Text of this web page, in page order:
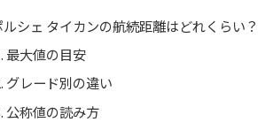
ルシェ タイカンの航続距離はどれくらい？
最大値の目安
グレード別の違い
公称値の読み方